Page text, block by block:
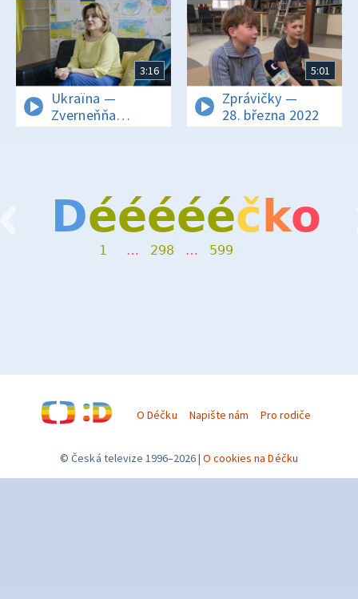
3:16
Ukraïna —
Zverneňňa
družyny
5:01
Zprávičky —
28. března 2022
Dé
1
é
…
é
298
é
…
é
599
č ko
O Déčku Napište nám Pro rodiče
© Česká televize 1996–2026 O cookies na Déčku